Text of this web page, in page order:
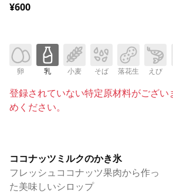
¥600
卵 乳 小麦 そば 落花生 えび
登録されていない特定原材料がござい
めください。
ココナッツミルクのかき氷
フレッシュココナッツ果肉から作っ
た美味しいシロップ